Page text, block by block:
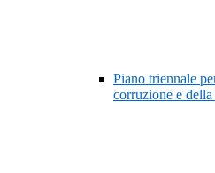
Piano triennale
corruzione e della